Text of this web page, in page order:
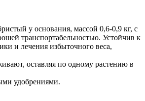
у основания, массой 0,6-0,9 кг, с
транспортабельностью. Устойчив к
и лечения избыточного веса,
оставляя по одному растению в
удобрениями.